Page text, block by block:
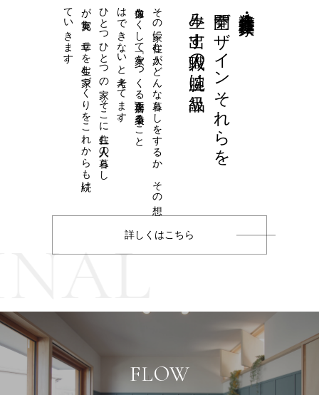
その家に住む人がどんな暮らしをするか、その想
像力なくして「家をつくる工務店」を名乗ること
はできないと考えてます。
ひとつひとつの家、そこに住む一人一人の暮らし
が充実し、幸せを生む家づくりをこれからも続け
ていきます。 空間デザインそれらを
生み出す職人の腕は一級品
詳しくはこちら
FLOW